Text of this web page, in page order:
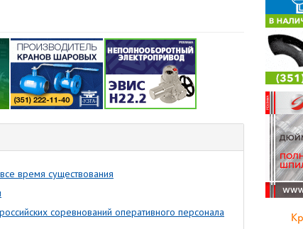
время существования
соревнований оперативного персонала